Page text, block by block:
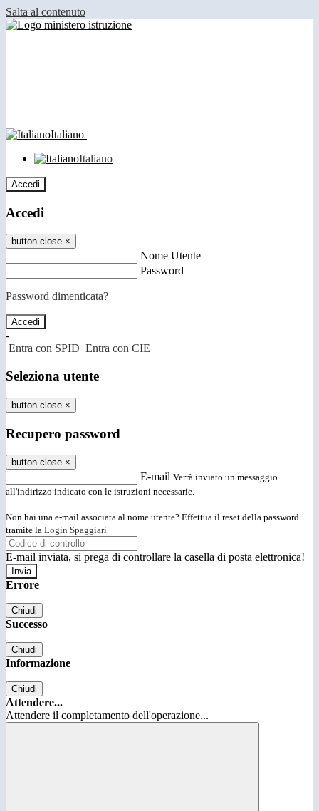
Salta al contenuto
Italiano
Italiano
Accedi
Accedi
button close ×
Nome Utente
Password
Password dimenticata?
-
Entra con SPID Entra con CIE
Seleziona utente
button close ×
Recupero password
button close ×
E-mail Verrà inviato un messaggio
all'indirizzo indicato con le istruzioni necessarie.
Non hai una e-mail associata al nome utente? Effettua il reset della password
tramite la Login Spaggiari
E-mail inviata, si prega di controllare la casella di posta elettronica!
Errore
Chiudi
Successo
Chiudi
Informazione
Chiudi
Attendere...
Attendere il completamento dell'operazione...